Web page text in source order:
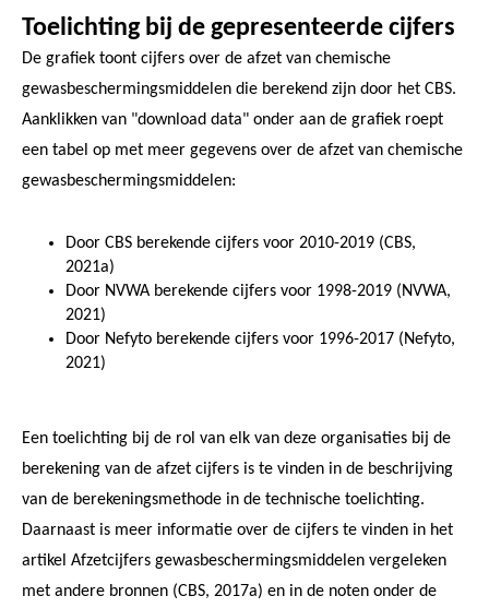
Toelichting bij de gepresenteerde cijfers
De grafiek toont cijfers over de afzet van chemische
gewasbeschermingsmiddelen die berekend zijn door het CBS.
Aanklikken van "download data" onder aan de grafiek roept
een tabel op met meer gegevens over de afzet van chemische
gewasbeschermingsmiddelen:
Door CBS berekende cijfers voor 2010-2019 (CBS,
2021a)
Door NVWA berekende cijfers voor 1998-2019 (NVWA,
2021)
Door Nefyto berekende cijfers voor 1996-2017 (Nefyto,
2021)
Een toelichting bij de rol van elk van deze organisaties bij de
berekening van de afzet cijfers is te vinden in de beschrijving
van de berekeningsmethode in de technische toelichting.
Daarnaast is meer informatie over de cijfers te vinden in het
artikel Afzetcijfers gewasbeschermingsmiddelen vergeleken
met andere bronnen (CBS, 2017a) en in de noten onder de